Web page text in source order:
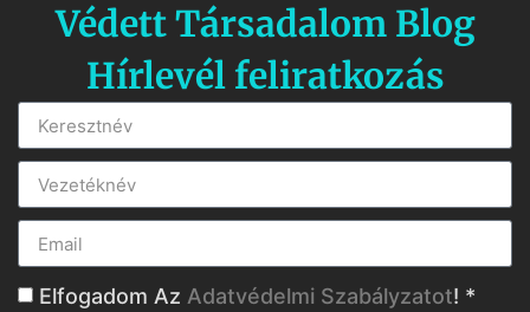
Védett Társadalom Blog
Hírlevél feliratkozás
Elfogadom Az Adatvédelmi Szabályzatot! *